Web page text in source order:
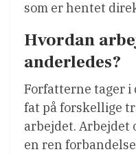
som er hentet
Hvordan
anderledes?
Forfatterne tager
fat på forskellige
arbejdet. Arbejdet
en ren